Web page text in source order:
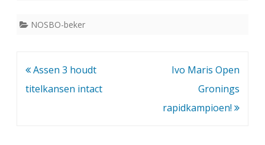
NOSBO-beker
Bericht
navigatie
Assen 3 houdt
titelkansen intact
Ivo Maris Open
Gronings
rapidkampioen!